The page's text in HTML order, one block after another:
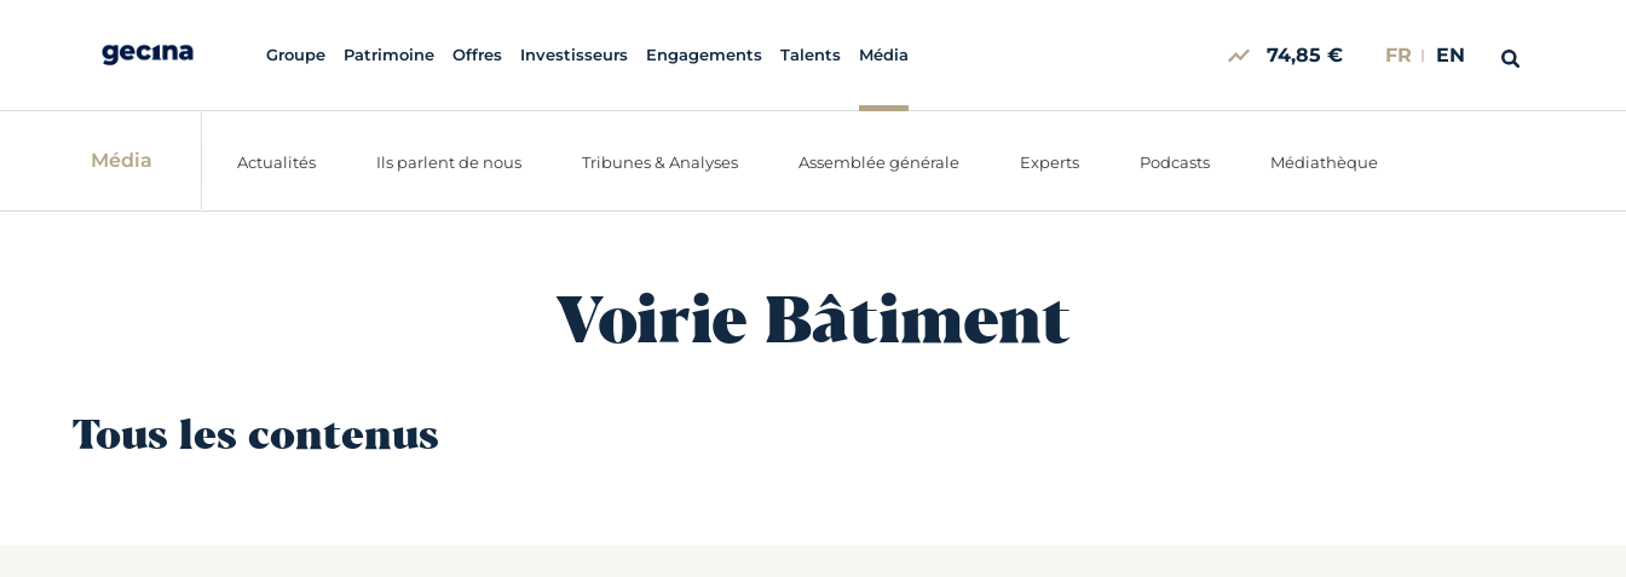
Groupe Patrimoine Offres Investisseurs Engagements Talents Média 74,85 € FR EN
Média Actualités Ils parlent de nous Tribunes & Analyses Assemblée générale Experts Podcasts Médiathèque
Voirie Bâtiment
Tous les contenus